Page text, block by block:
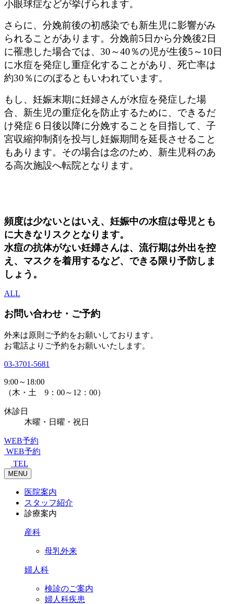
小眼球症などが挙げられます。
さらに、分娩前後の初感染でも新生児に影響がみ
られることがあります。分娩前5日から分娩後2日
に罹患した場合では、30～40％の児が生後5～10日
に水痘を発症し重症化することがあり、死亡率は
約30％にのぼるともいわれています。
もし、妊娠末期に妊婦さんが水痘を発症した場
合、新生児の重症化を防止するために、できるだ
け発症６日後以降に分娩することを目指して、子
宮収縮抑制剤を投与し妊娠期間を延長させること
もあります。その場合は念のため、新生児科のあ
る高次施設へ転院となります。
頻度は少ないとはいえ、妊娠中の水痘は母児とも
に大きなリスクとなります。
水痘の抗体がない妊婦さんは、流行期は外出を控
え、マスクを着用するなど、できる限り予防しま
しょう。
ALL
お問い合わせ・ご予約
外来は原則ご予約をお願いしております。
お電話よりご予約をお願いいたします。
03-3701-5681
9:00～18:00
（木・土 9：00～12：00）
休診日
木曜・日曜・祝日
WEB予約
WEB予約
TEL
MENU
医院案内
スタッフ紹介
診療案内
産科
母乳外来
婦人科
検診のご案内
婦人科疾患